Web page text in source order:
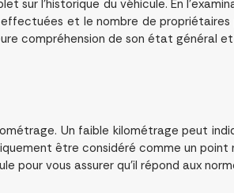
l’historique du véhicule. En
et le nombre de
compréhension de son état général
Un faible kilométrage peut
être considéré comme un
pour vous assurer qu’il répond aux